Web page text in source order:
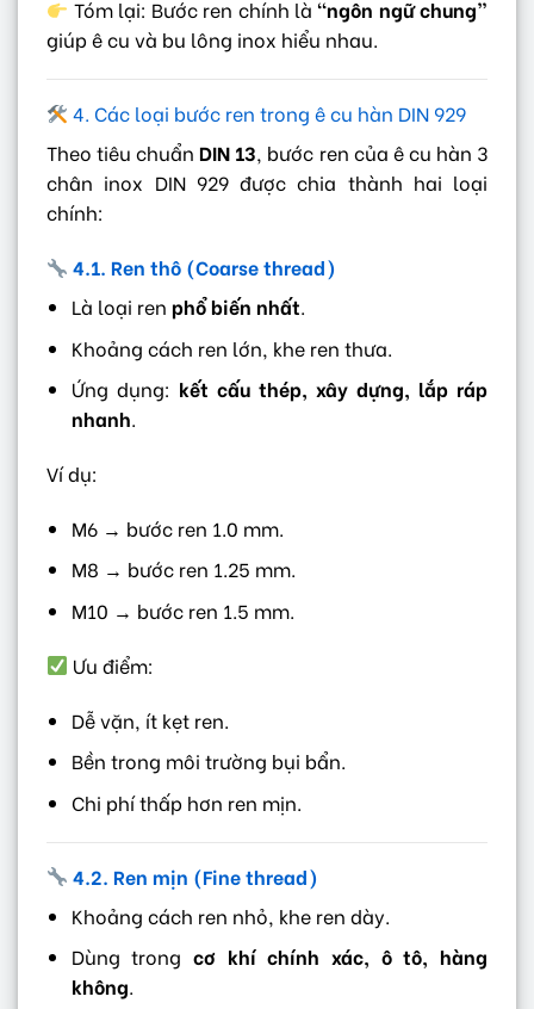
Tóm lại: Bước ren chính là“ngôn ngữ chung”
giúp ê cu và bu lông inox hiểu nhau.
4. Các loại bước ren trong ê cu hàn DIN 929
Theo tiêu chuẩnDIN 13, bước ren của ê cu hàn 3
chân inox DIN 929 được chia thành hai loại
chính:
4.1. Ren thô (Coarse thread)
Là loại ren phổ biến nhất.
Khoảng cách ren lớn, khe ren thưa.
Ứng dụng: kết cấu thép, xây dựng, lắp ráp
nhanh.
Ví dụ:
M6 → bước ren 1.0 mm.
M8 → bước ren 1.25 mm.
M10 → bước ren 1.5 mm.
Ưu điểm:
Dễ vặn, ít kẹt ren.
Bền trong môi trường bụi bẩn.
Chi phí thấp hơn ren mịn.
4.2. Ren mịn (Fine thread)
Khoảng cách ren nhỏ, khe ren dày.
Dùng trongcơ khí chính xác, ô tô, hàng
không.